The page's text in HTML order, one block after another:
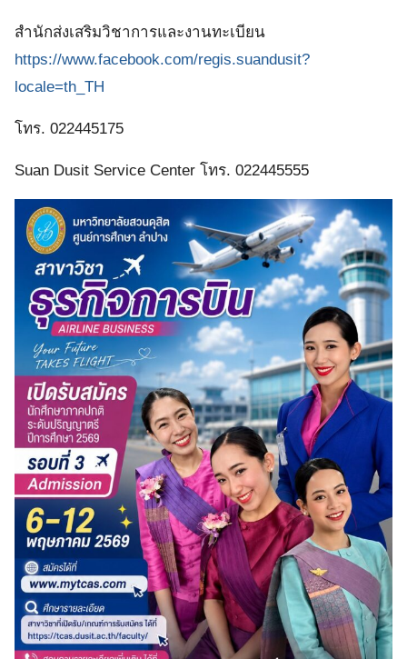
สำนักส่งเสริมวิชาการและงานทะเบียน
https://www.facebook.com/regis.suandusit?
locale=th_TH
โทร. 022445175
Suan Dusit Service Center โทร. 022445555